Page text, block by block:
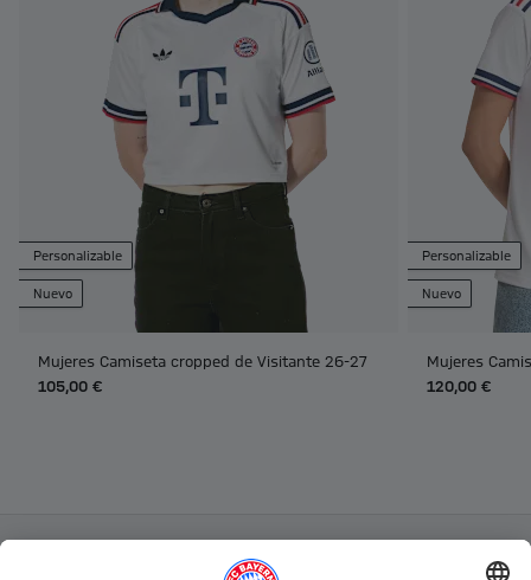
Personalizable
Nuevo
Mujeres Camiseta cropped de Visitante 26-27
105,00 €
Personalizable
Nuevo
Mujeres
120,00 €